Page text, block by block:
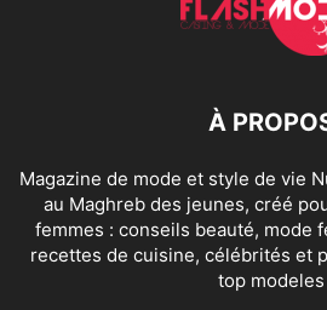
À
Magazine de mode et style de vie
au Maghreb des jeunes, créé
femmes : conseils beauté, mode
recettes de cuisine, célébrités et
top modeles